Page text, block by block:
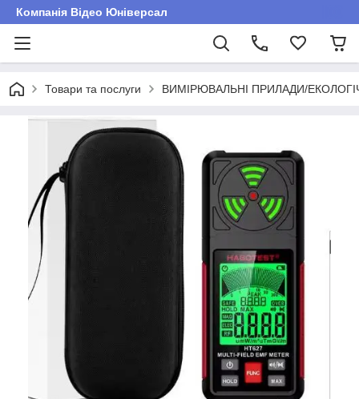
Компанія Відео Юніверсал
Товари та послуги ВИМІРЮВАЛЬНІ ПРИЛАДИ/